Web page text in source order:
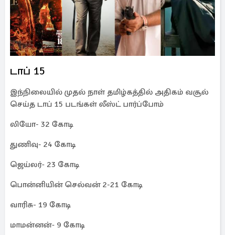
டாப் 15
இந்நிலையில் முதல் நாள் தமிழ்கத்தில் அதிகம் வசூல்
செய்த டாப் 15 படங்கள் லீஸ்ட் பார்ப்போம்
லியோ- 32 கோடி
துணிவு- 24 கோடி
ஜெய்லர்- 23 கோடி
பொன்னியின் செல்வன் 2-21 கோடி
வாரிசு- 19 கோடி
மாமன்னன்- 9 கோடி